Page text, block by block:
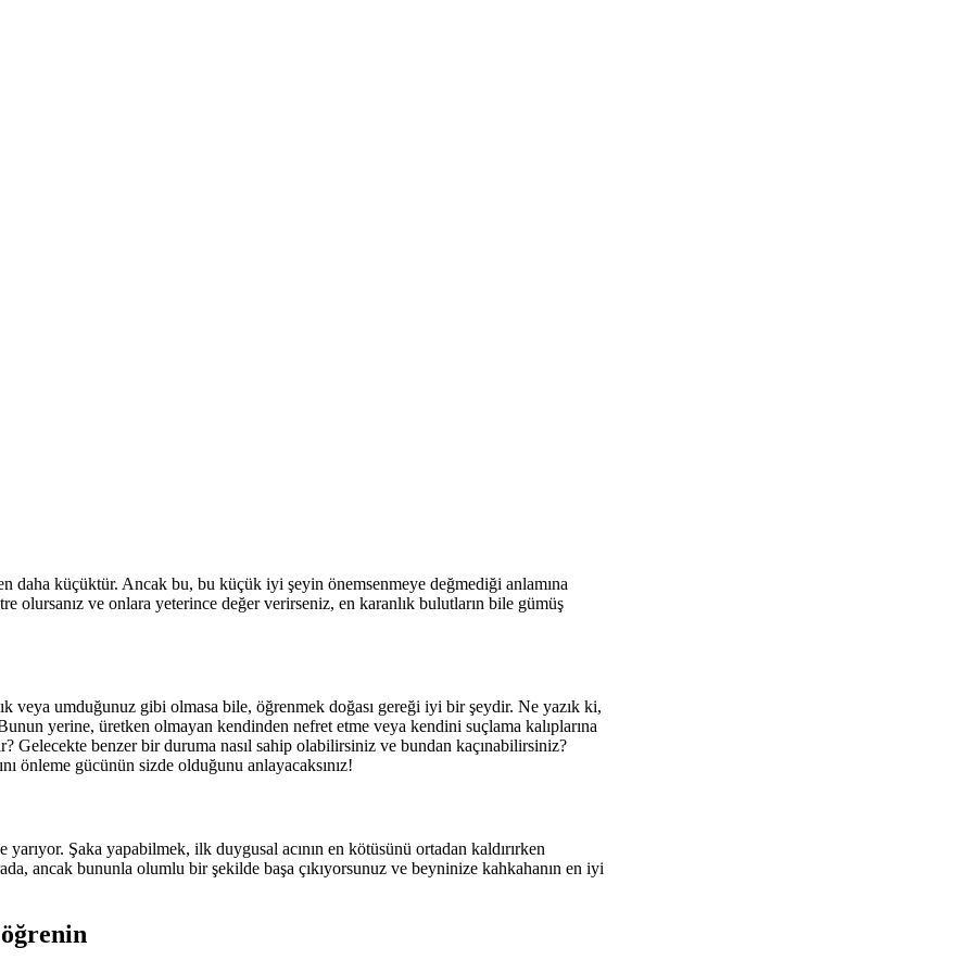
küçüktür. Ancak bu, bu küçük iyi şeyin önemsenmeye değmediği anlamına
olursanız ve onlara yeterince değer verirseniz, en karanlık bulutların bile gümüş
veya umduğunuz gibi olmasa bile, öğrenmek doğası gereği iyi bir şeydir. Ne yazık ki,
yerine, üretken olmayan kendinden nefret etme veya kendini suçlama kalıplarına
Gelecekte benzer bir duruma nasıl sahip olabilirsiniz ve bundan kaçınabilirsiniz?
önleme gücünün sizde olduğunu anlayacaksınız!
yarıyor. Şaka yapabilmek, ilk duygusal acının en kötüsünü ortadan kaldırırken
ancak bununla olumlu bir şekilde başa çıkıyorsunuz ve beyninize kahkahanın en iyi